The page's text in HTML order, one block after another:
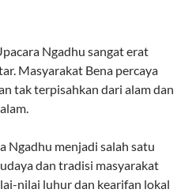
Ngadhu sangat erat
Masyarakat Bena percaya
tak terpisahkan dari alam dan
Ngadhu menjadi salah satu
dan tradisi masyarakat
nilai luhur dan kearifan lokal